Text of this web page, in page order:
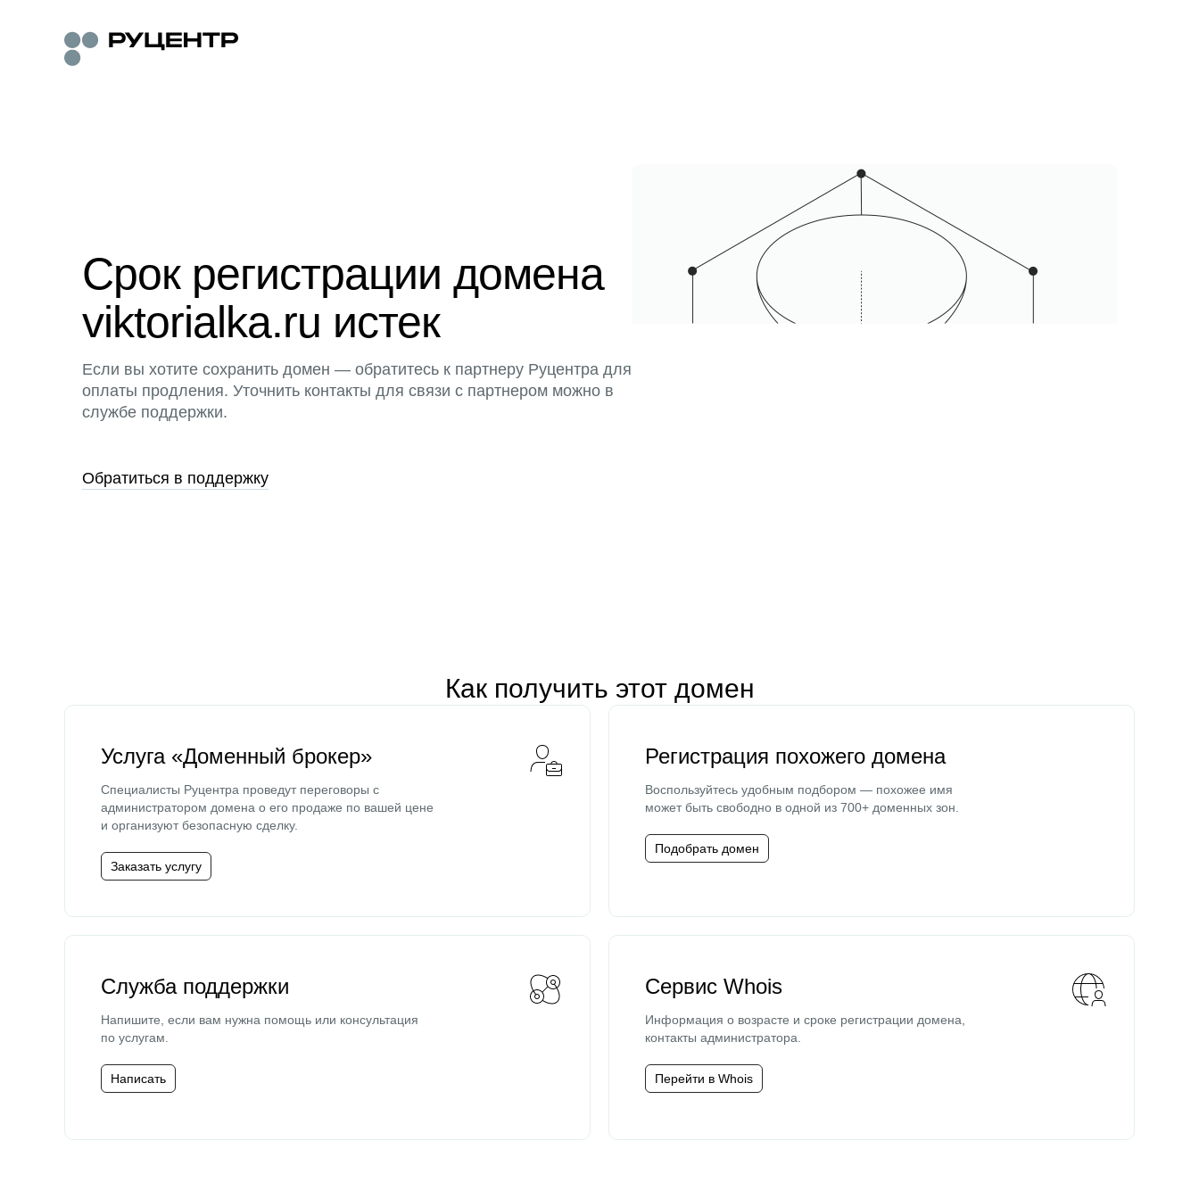
Срок регистрации домена
viktorialka.ru истек
Если вы хотите сохранить домен — обратитесь к партнеру Руцентра для
оплаты продления. Уточнить контакты для связи с партнером можно в
службе поддержки.
Обратиться в поддержку
Как получить этот домен
Услуга «Доменный брокер»
Специалисты Руцентра проведут переговоры с
администратором домена о его продаже по вашей цене
и организуют безопасную сделку.
Заказать услугу
Регистрация похожего домена
Воспользуйтесь удобным подбором — похожее имя
может быть свободно в одной из 700+ доменных зон.
Подобрать домен
Служба поддержки
Напишите, если вам нужна помощь или консультация
по услугам.
Написать
Сервис Whois
Информация о возрасте и сроке регистрации домена,
контакты администратора.
Перейти в Whois